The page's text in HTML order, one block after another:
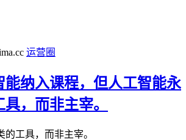
运营圈
能纳入课程，但人工智能永
，而非主宰。
工具，而非主宰。